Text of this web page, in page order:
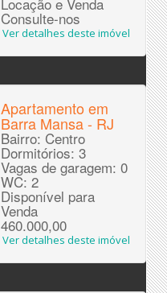
Consulte-nos
Ver detalhes deste imóvel
Apartamento em
Barra Mansa - RJ
Bairro: Centro
Dormitórios: 3
Vagas de garagem: 0
WC: 2
Disponível para
Venda
460.000,00
Ver detalhes deste imóvel